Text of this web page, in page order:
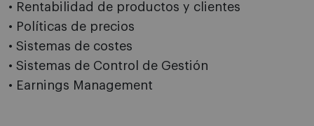
• Rentabilidad de productos y clientes
• Políticas de precios
• Sistemas de costes
• Sistemas de Control de Gestión
• Earnings Management